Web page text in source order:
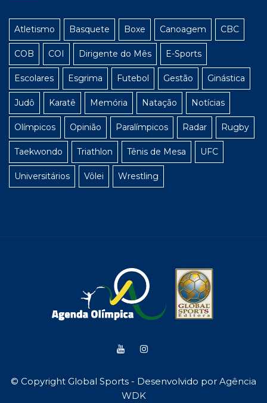
Atletismo Basquete Boxe Canoagem CBC
COB COI Dirigente do Mês E-Sports
Escolares Esgrima Futebol Gestão Ginástica
Judô Karatê Memória Natação Notícias
Olímpicos Opinião Paralímpicos Radar Rugby
Taekwondo Triathlon Tênis de Mesa UFC
Universitários Vôlei Wrestling
© Copyright Global Sports - Desenvolvido por Agência
WDK